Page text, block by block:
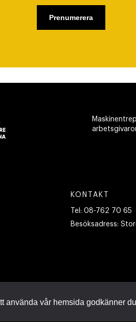
KONTAKT
Tel: 08-762 70 65
Besöksadress:
använda vår hemsida godkänner